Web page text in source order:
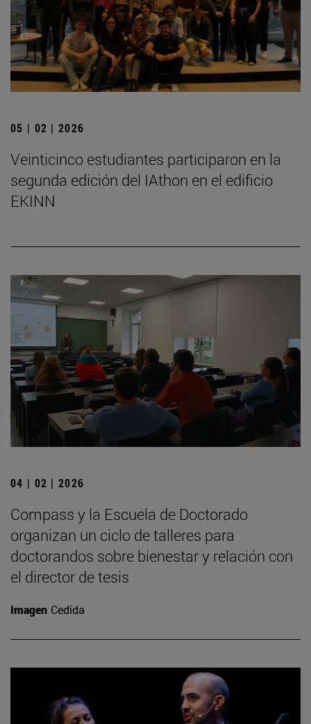
05 | 02 | 2026
Veinticinco estudiantes participaron en la
segunda edición del IAthon en el edificio
EKINN
04 | 02 | 2026
Compass y la Escuela de Doctorado
organizan un ciclo de talleres para
doctorandos sobre bienestar y relación con
el director de tesis
Imagen Cedida